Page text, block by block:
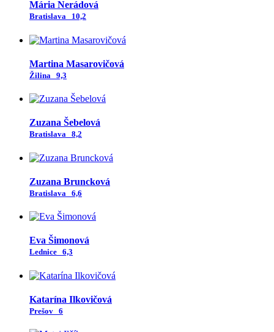
Mária Nerádová
Bratislava 10,2
Martina Masarovičová
Žilina 9,3
Zuzana Šebelová
Bratislava 8,2
Zuzana Bruncková
Bratislava 6,6
Eva Šimonová
Lednice 6,3
Katarína Ilkovičová
Prešov 6